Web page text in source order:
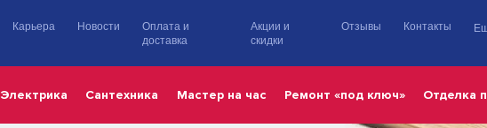
Карьера Новости
Оплата и
доставка
Акции и
скидки
Отзывы Контакты
Электрика Сантехника Мастер на час Ремонт «под ключ» Отделка